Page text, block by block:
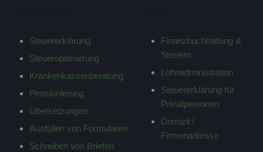
Steuererklärung
Steueroptimierung
Krankenkassenberatung
Pensionierung
Übersetzungen
Ausfüllen von Formularen
Schreiben von Briefen
Finanzbuchhaltung &
Steuern
Lohnadministration
Steuererklärung für
Privatpersonen
Domizil /
Firmenadresse